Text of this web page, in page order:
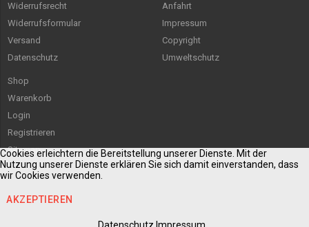
Widerrufsrecht
Widerrufsformular
Versand
Datenschutz
Anfahrt
Impressum
Copyright
Umweltschutz
Shop
Warenkorb
Login
Registrieren
Sitemap
Cookies erleichtern die Bereitstellung unserer Dienste. Mit der
Nutzung unserer Dienste erklären Sie sich damit einverstanden, dass
wir Cookies verwenden.
AKZEPTIEREN